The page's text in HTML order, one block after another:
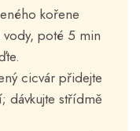
kořene
poté 5 min
cicvár přidejte
dávkujte střídmě